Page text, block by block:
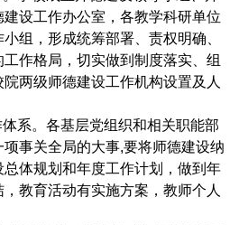
设工作办公室，各教学科研单位
组，形成统筹部署、责权明确、
作格局，切实做到制度落实、组
两级师德建设工作机构设置及人
系。各基层党组织和相关职能部
事关全局的大事,要将师德建设纳
总体规划和年度工作计划，做到年
教育活动有实施方案，教师个人